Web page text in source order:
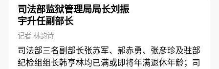
司法部监狱管理局局长刘振
宇升任副部长
记者 林韵诗
司法部三名副部长张苏军、郝赤勇、张彦珍及驻部
纪检组组长韩亨林均已满或即将年满退休年龄；司